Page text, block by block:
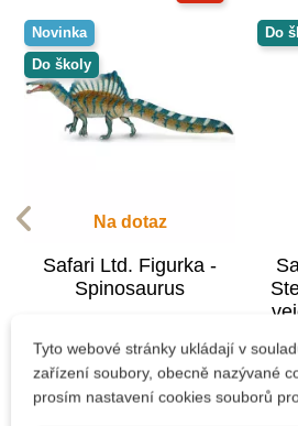
Novinka
Do školy
Na dotaz
Safari Ltd. Figurka -
Spinosaurus
427 Kč475 Kč
Do
Tyto webové stránky ukládají v
zařízení soubory, obecně nazývané
prosím nastavení cookies souborů